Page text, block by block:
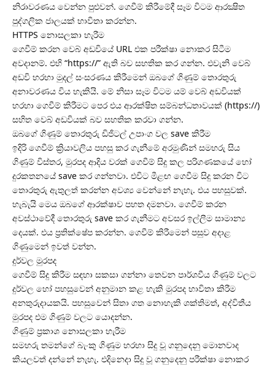
නිරාවරණය වෙන්න පුළුවන්. ගෙවීම් කිරීමේදී සෑම විටම ආරක්‍ෂිත
පුද්ගලික ජාලයක් භාවිතා කරන්න.
HTTPS නොසලකා හැරීම
ගෙවීම් කරන වෙබ් අඩවියේ URL එක පරීක්ෂා නොකර සිටීම
අවදානම්. එහි “https://” ඇති බව සහතික කර ගන්න. එවැනි වෙබ්
අඩවි හරහා මුදල් සංසරණය කිරීමෙන් ඔබගේ ගිණුම් තොරතුරු
අනාවරණය විය හැකියි. මේ නිසා සෑම විටම යම් වෙබ් අඩවියක්
හරහා ගෙවීම් කිරීමට පෙර එය ආරක්ෂිත සම්බන්ධතාවයක් (https://)
සහිත වෙබ් අඩවියක් බව සහතික කරවා ගන්න.
ඔබගේ ගිණුම් තොරතුරු ඩිජිටල් උපාංග වල save කිරීම
ඉදිරි ගෙවීම් ක්‍රියාවලිය පහසු කර ගැනීමේ අරමුණින් සමහරු සිය
ගිණුම් විස්තර, මුරපද ආදිය වරක් ගෙවීම් සිදු කල පරිගණකයේ හෝ
දුරකතනයේ save කර ගන්නවා. එවිට මීළඟ ගෙවීම සිදු කරන විට
තොරතුරු ඇතුලත් කරන්න අවශ්‍ය වෙන්නේ නැහැ. එය පහසුවක්.
හැබැයි මෙය ඔබගේ ආරක්ෂාව පහත දමනවා. ගෙවීම් කරන
අවස්ථාවේදී තොරතුරු save කර ගැනීමට අවසර ඉල්ලීම සාමාන්‍ය
දෙයක්. එය ප්‍රතික්ෂේප කරන්න. ගෙවීම් කිරීමෙන් පසුව අදාළ
ගිණුමෙන් ඉවත් වන්න.
දුර්වල මුරපද
ගෙවීම් සිදු කිරීම සඳහා සකසා ගන්නා තෙවන පාර්ශවීය ගිණුම් වලට
දුර්වල හෝ පහසුවෙන් අනුමාන කළ හැකි මුරපද භාවිතා කිරීම
අනතුරුදායකයි. පහසුවෙන් සිතා ගත නොහැකි ශක්තිමත්, අද්විතීය
මුරපද එම ගිණුම් වලට යොදන්න.
ගිණුම් ප්‍රකාශ නොසලකා හැරීම
සමහරු තමන්ගේ බැංකු ගිණුම හරහා සිදු වූ ගනුදෙනු මොනවාද
කියලවත් දන්නේ නැහැ. එදිනෙදා සිදු වූ ගනුදෙනු පරීක්ෂා නොකර